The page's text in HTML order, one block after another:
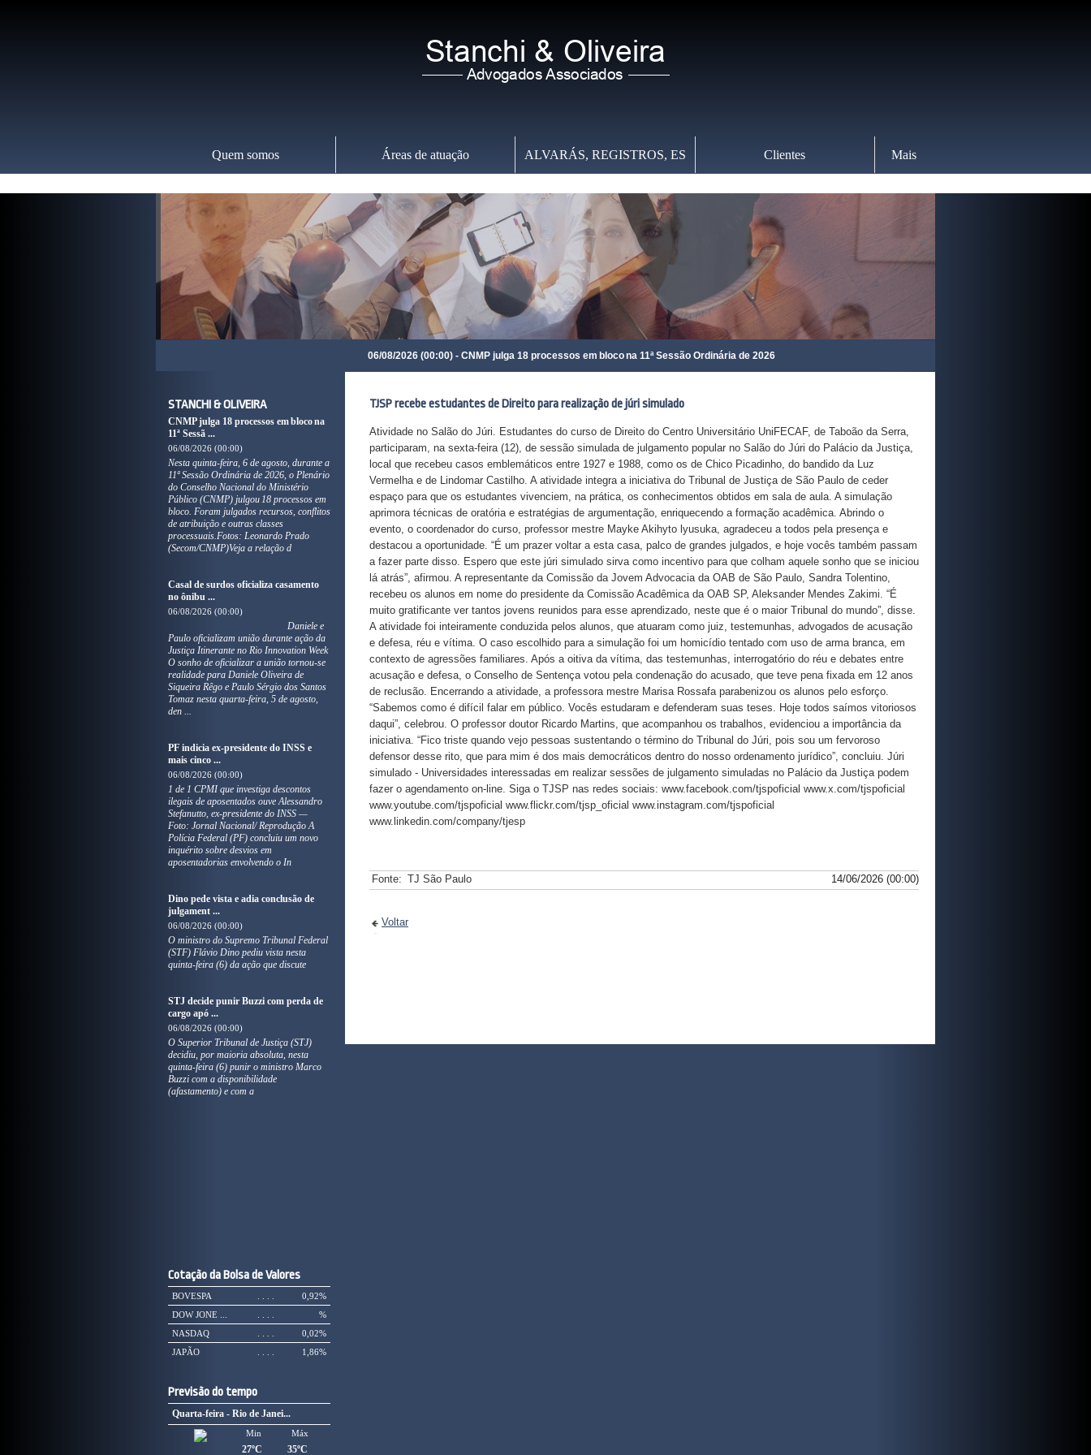
Quem somos Áreas de atuação ALVARÁS, REGISTROS, ES Clientes Mais
06/08/2026 (00:00) - CNMP julga 18 processos em bloco na 11ª Sessão Ordinária de 2026
STANCHI & OLIVEIRA
CNMP julga 18 processos em bloco na
11ª Sessã ...
06/08/2026 (00:00)
Nesta quinta-feira, 6 de agosto, durante a
11ª Sessão Ordinária de 2026, o Plenário
do Conselho Nacional do Ministério
Público (CNMP) julgou 18 processos em
bloco. Foram julgados recursos, conflitos
de atribuição e outras classes
processuais.Fotos: Leonardo Prado
(Secom/CNMP)Veja a relação d
Casal de surdos oficializa casamento
no ônibu ...
06/08/2026 (00:00)
Daniele e
Paulo oficializam união durante ação da
Justiça Itinerante no Rio Innovation Week
O sonho de oficializar a união tornou-se
realidade para Daniele Oliveira de
Siqueira Rêgo e Paulo Sérgio dos Santos
Tomaz nesta quarta-feira, 5 de agosto,
den ...
PF indicia ex-presidente do INSS e
mais cinco ...
06/08/2026 (00:00)
1 de 1 CPMI que investiga descontos
ilegais de aposentados ouve Alessandro
Stefanutto, ex-presidente do INSS —
Foto: Jornal Nacional/ Reprodução A
Polícia Federal (PF) concluiu um novo
inquérito sobre desvios em
aposentadorias envolvendo o In
Dino pede vista e adia conclusão de
julgament ...
06/08/2026 (00:00)
O ministro do Supremo Tribunal Federal
(STF) Flávio Dino pediu vista nesta
quinta-feira (6) da ação que discute
STJ decide punir Buzzi com perda de
cargo apó ...
06/08/2026 (00:00)
O Superior Tribunal de Justiça (STJ)
decidiu, por maioria absoluta, nesta
quinta-feira (6) punir o ministro Marco
Buzzi com a disponibilidade
(afastamento) e com a
Cotação da Bolsa de Valores
BOVESPA 0,92%
DOW JONE ...
%
NASDAQ
0,02%
JAPÃO
1,86%
Previsão do tempo
Quarta-feira - Rio de Janei...
Máx
35ºC
Min
27ºC
TJSP recebe estudantes de Direito para realização de júri simulado
Atividade no Salão do Júri. Estudantes do curso de Direito do Centro Universitário UniFECAF, de Taboão da Serra,
participaram, na sexta-feira (12), de sessão simulada de julgamento popular no Salão do Júri do Palácio da Justiça,
local que recebeu casos emblemáticos entre 1927 e 1988, como os de Chico Picadinho, do bandido da Luz
Vermelha e de Lindomar Castilho. A atividade integra a iniciativa do Tribunal de Justiça de São Paulo de ceder
espaço para que os estudantes vivenciem, na prática, os conhecimentos obtidos em sala de aula. A simulação
aprimora técnicas de oratória e estratégias de argumentação, enriquecendo a formação acadêmica. Abrindo o
evento, o coordenador do curso, professor mestre Mayke Akihyto lyusuka, agradeceu a todos pela presença e
destacou a oportunidade. “É um prazer voltar a esta casa, palco de grandes julgados, e hoje vocês também passam
a fazer parte disso. Espero que este júri simulado sirva como incentivo para que colham aquele sonho que se iniciou
lá atrás”, afirmou. A representante da Comissão da Jovem Advocacia da OAB de São Paulo, Sandra Tolentino,
recebeu os alunos em nome do presidente da Comissão Acadêmica da OAB SP, Aleksander Mendes Zakimi. “É
muito gratificante ver tantos jovens reunidos para esse aprendizado, neste que é o maior Tribunal do mundo”, disse.
A atividade foi inteiramente conduzida pelos alunos, que atuaram como juiz, testemunhas, advogados de acusação
e defesa, réu e vítima. O caso escolhido para a simulação foi um homicídio tentado com uso de arma branca, em
contexto de agressões familiares. Após a oitiva da vítima, das testemunhas, interrogatório do réu e debates entre
acusação e defesa, o Conselho de Sentença votou pela condenação do acusado, que teve pena fixada em 12 anos
de reclusão. Encerrando a atividade, a professora mestre Marisa Rossafa parabenizou os alunos pelo esforço.
“Sabemos como é difícil falar em público. Vocês estudaram e defenderam suas teses. Hoje todos saímos vitoriosos
daqui”, celebrou. O professor doutor Ricardo Martins, que acompanhou os trabalhos, evidenciou a importância da
iniciativa. “Fico triste quando vejo pessoas sustentando o término do Tribunal do Júri, pois sou um fervoroso
defensor desse rito, que para mim é dos mais democráticos dentro do nosso ordenamento jurídico”, concluiu. Júri
simulado - Universidades interessadas em realizar sessões de julgamento simuladas no Palácio da Justiça podem
fazer o agendamento on-line. Siga o TJSP nas redes sociais: www.facebook.com/tjspoficial www.x.com/tjspoficial
www.youtube.com/tjspoficial www.flickr.com/tjsp_oficial www.instagram.com/tjspoficial
www.linkedin.com/company/tjesp
Fonte: TJ São Paulo 14/06/2026 (00:00)
Voltar